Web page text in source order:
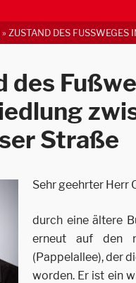
»ZUSTAND DES FUSSWEGES
des
Straße
Sehr geehrter Herr
durch eine ältere
erneut auf den
(Pappelallee), der
worden. Er ist ein